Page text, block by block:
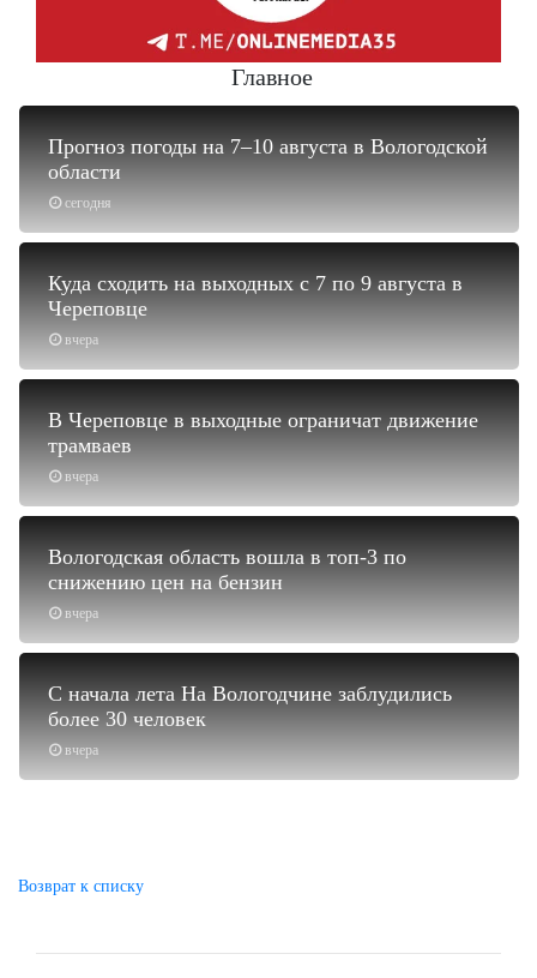
Главное
сегодня
Прогноз погоды на 7–10 августа в Вологодской
области
вчера
Куда сходить на выходных с 7 по 9 августа в
Череповце
вчера
В Череповце в выходные ограничат движение
трамваев
вчера
Вологодская область вошла в топ-3 по
снижению цен на бензин
вчера
С начала лета На Вологодчине заблудились
более 30 человек
Возврат к списку